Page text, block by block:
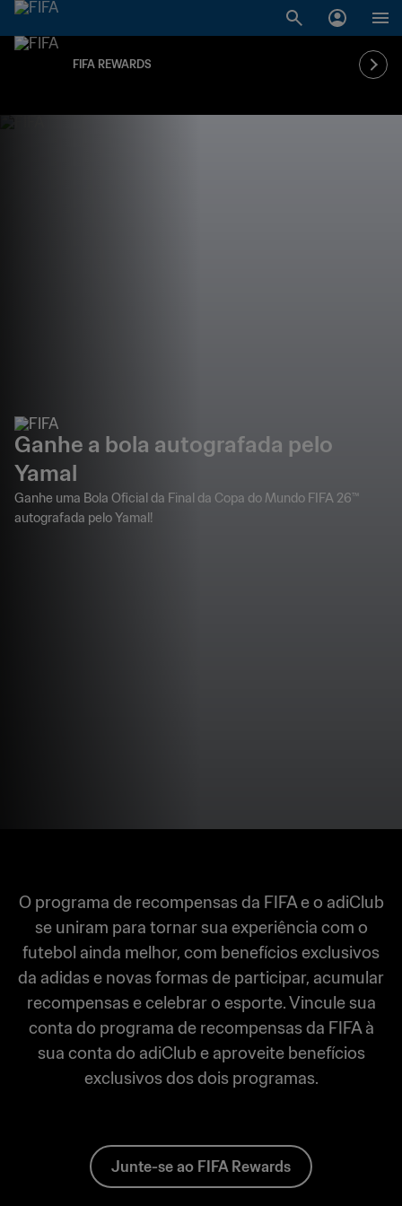
FIFA REWARDS
Ganhe a bola autografada pelo
Yamal
Ganhe uma Bola Oficial da Final da Copa do Mundo FIFA 26™
autografada pelo Yamal!
O programa de recompensas da FIFA e o adiClub
se uniram para tornar sua experiência com o
futebol ainda melhor, com benefícios exclusivos
da adidas e novas formas de participar, acumular
recompensas e celebrar o esporte. Vincule sua
conta do programa de recompensas da FIFA à
sua conta do adiClub e aproveite benefícios
exclusivos dos dois programas.
Junte-se ao FIFA Rewards